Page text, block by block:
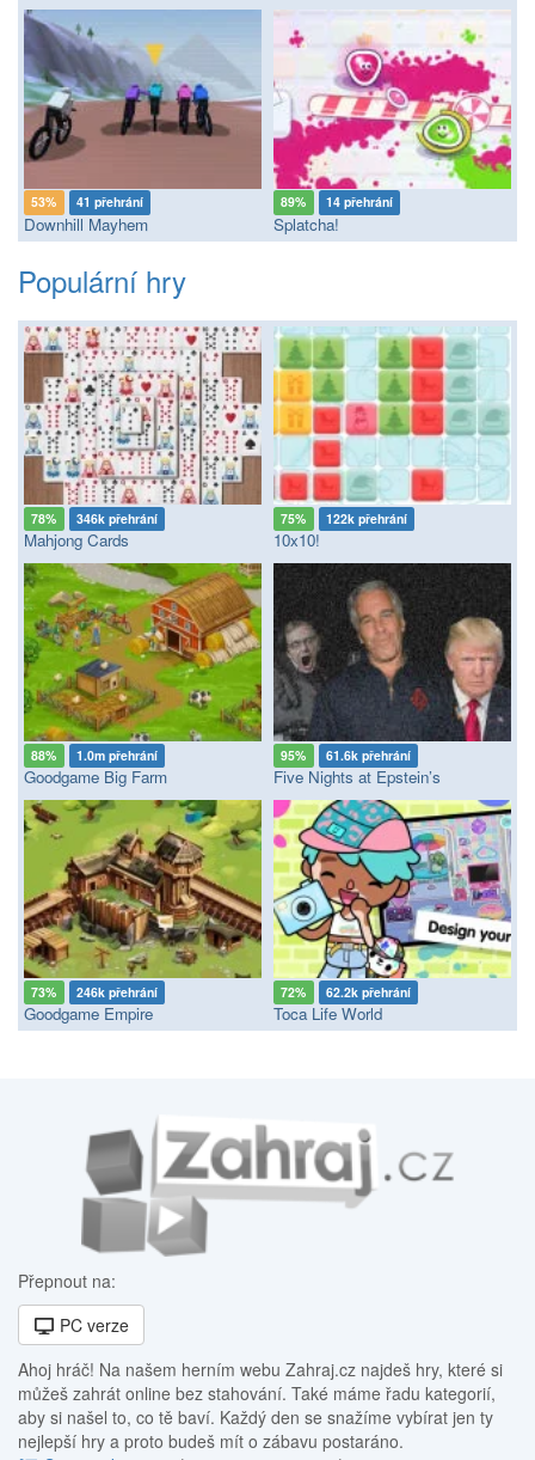
53% 41 přehrání
Downhill Mayhem
89% 14 přehrání
Splatcha!
Populární hry
78% 346k přehrání
Mahjong Cards
75% 122k přehrání
10x10!
88% 1.0m přehrání
Goodgame Big Farm
95% 61.6k přehrání
Five Nights at Epstein’s
73% 246k přehrání
Goodgame Empire
72% 62.2k přehrání
Toca Life World
Přepnout na:
PC verze
Ahoj hráč! Na našem herním webu Zahraj.cz najdeš hry, které si
můžeš zahrát online bez stahování. Také máme řadu kategorií,
aby si našel to, co tě baví. Každý den se snažíme vybírat jen ty
nejlepší hry a proto budeš mít o zábavu postaráno.